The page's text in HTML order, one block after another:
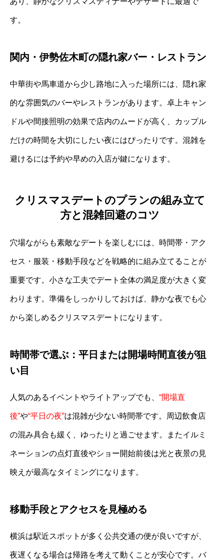
す。
関内・伊勢佐木町の隠れ家バー・レストラン
中華街や馬車道から少し路地に入った場所には、隠れ家
的な雰囲気のバーやレストランがあります。卓上キャン
ドルや間接照明の効果で店内のムードが高く、カップル
だけの時間を大切にしたい夜にはぴったりです。混雑を
避けるには予約や早めの入店が鍵になります。
クリスマスデートのプランの組み立て
方と混雑回避のコツ
穴場ながらも素敵なデートを楽しむには、時間帯・アク
セス・服装・移動手段などを戦略的に組み立てることが
重要です。小さな工夫でデート全体の満足度が大きく変
わります。準備をしっかりしておけば、静かな夜でも心
から楽しめるクリスマスデートになります。
時間帯で選ぶ：平日または開場時間直後が狙
い目
人気のあるイベントやライトアップでも、 “開場直
後”や“平日の夜”は混雑が少ない時間帯です。周辺飲食店
の混み具合も緩く、ゆったりと過ごせます。またイルミ
ネーションの点灯直後やショー開始前後は光と夜景の見
映えが最高なタイミングになります。
移動手段とアクセスを見極める
横浜は駅近スポットが多く公共交通の便が良いですが、
夜遅くなる場合は帰路を考えて動くことが安心です。バ